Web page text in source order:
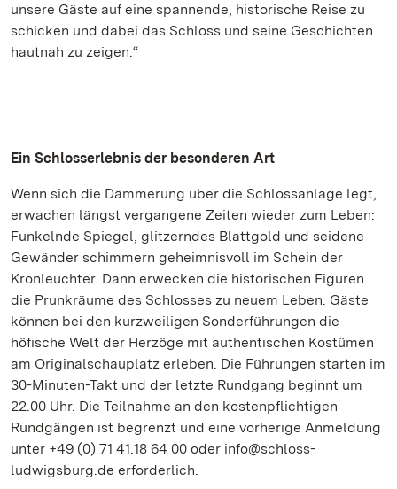
unsere Gäste auf eine spannende, historische Reise zu
schicken und dabei das Schloss und seine Geschichten
hautnah zu zeigen.“
Ein Schlosserlebnis der besonderen Art
Wenn sich die Dämmerung über die Schlossanlage legt,
erwachen längst vergangene Zeiten wieder zum Leben:
Funkelnde Spiegel, glitzerndes Blattgold und seidene
Gewänder schimmern geheimnisvoll im Schein der
Kronleuchter. Dann erwecken die historischen Figuren
die Prunkräume des Schlosses zu neuem Leben. Gäste
können bei den kurzweiligen Sonderführungen die
höfische Welt der Herzöge mit authentischen Kostümen
am Originalschauplatz erleben. Die Führungen starten im
30-Minuten-Takt und der letzte Rundgang beginnt um
22.00 Uhr. Die Teilnahme an den kostenpflichtigen
Rundgängen ist begrenzt und eine vorherige Anmeldung
unter +49 (0) 71 41.18 64 00 oder info@schloss-
ludwigsburg.de erforderlich.